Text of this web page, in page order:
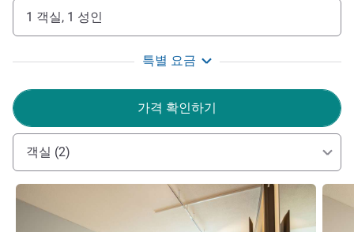
prevention measures to ensure your safety. Our new
cleanliness protocols and standards ensure a worry-free
Dalibor Cavara 호텔 관리
1 객실, 1 성인
특별 요금
가격 확인하기
객실 (2)
세부 정보 보기 세부